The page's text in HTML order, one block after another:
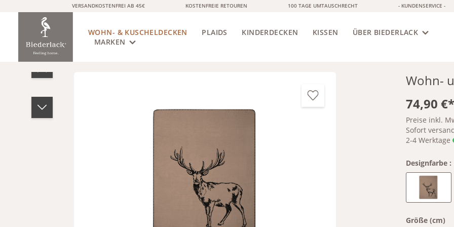
Zur Hauptnavigation springen
VERSANDKOSTENFREI AB 45€ KOSTENFREIE RETOUREN 100 TAGE UMTAUSCHRECHT - KUNDENSERVICE -
PLAIDS
KINDERDECKEN KISSEN
ÜBER BIEDERLACK
MARKEN
Bildergalerie überspringen
Wohn-
74,90 €*
Preise inkl.
Sofort
2-4 Werktage
Designfarbe :
Deer
Größe (cm)